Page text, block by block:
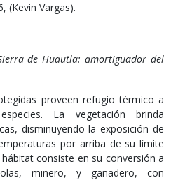
(Kevin Vargas).
de Huautla: amortiguador del
proveen refugio térmico a
La vegetación brinda
disminuyendo la exposición de
por arriba de su límite
consiste en su conversión a
minero, y ganadero, con